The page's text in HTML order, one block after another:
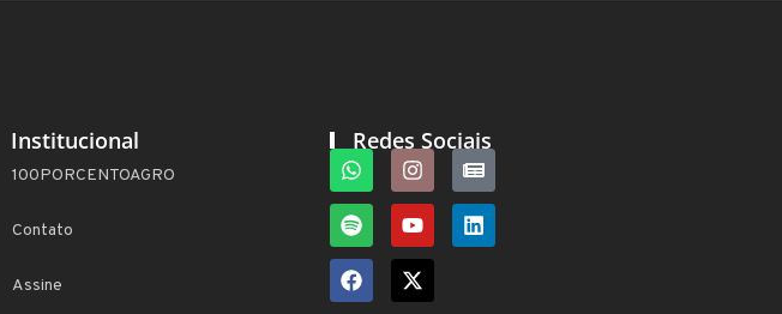
Institucional
100PORCENTOAGRO
Contato
Assine
Redes Sociais